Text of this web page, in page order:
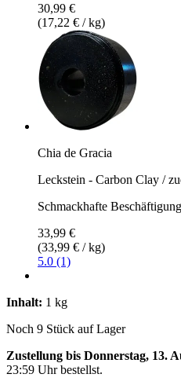
30,99 €
(17,22 € / kg)
Chia de Gracia
Leckstein - Carbon Clay /
Schmackhafte Beschäftigung
33,99 €
(33,99 € / kg)
5.0 (1)
Inhalt: 1 kg
Noch 9 Stück auf Lager
Zustellung bis Donnerstag, 13.
23:59 Uhrbestellst.